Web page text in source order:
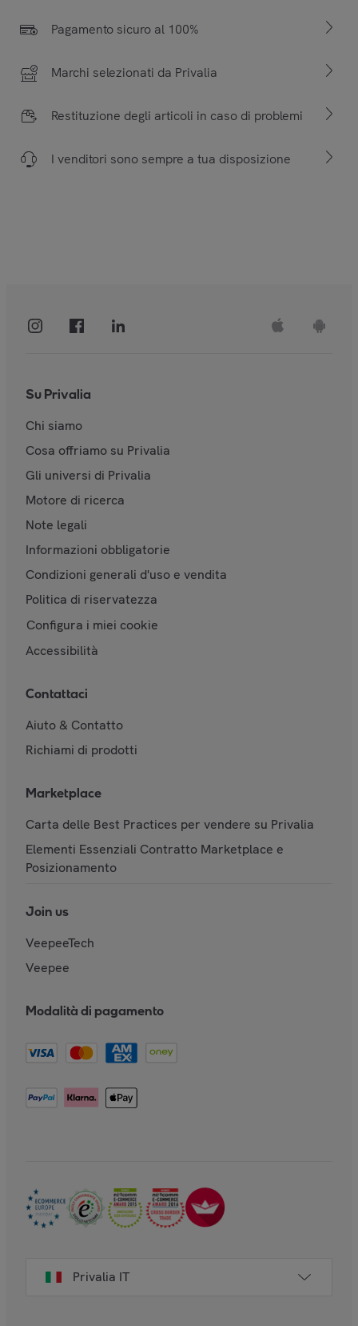
Pagamento sicuro al 100%
Marchi selezionati da Privalia
Restituzione degli articoli in caso di problemi
I venditori sono sempre a tua disposizione
Su Privalia
Chi siamo
Cosa offriamo su Privalia
Gli universi di Privalia
Motore di ricerca
Note legali
Informazioni obbligatorie
Condizioni generali d'uso e vendita
Politica di riservatezza
Configura i miei cookie
Accessibilità
Contattaci
Aiuto & Contatto
Richiami di prodotti
Marketplace
Carta delle Best Practices per vendere su Privalia
Elementi Essenziali Contratto Marketplace e
Posizionamento
Join us
VeepeeTech
Veepee
Modalità di pagamento
Privalia IT